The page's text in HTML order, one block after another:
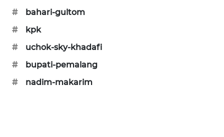
#
bahari-gultom
#
kpk
#
uchok-sky-khadafi
#
bupati-pemalang
#
nadim-makarim
MAWAKA
ID
MARTABAT
NET